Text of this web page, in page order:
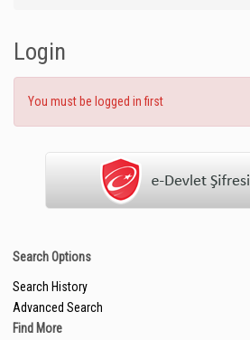
Login
You must be logged in first
Search Options
Search History
Advanced Search
Find More